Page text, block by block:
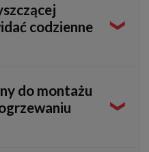
Odbijając światło
cm tworzy iluzję
przytłoczenia, ułóż
codzienne
strukturze kamienia.
mineralne wtrącenia
wizualny, skutecznie
do montażu